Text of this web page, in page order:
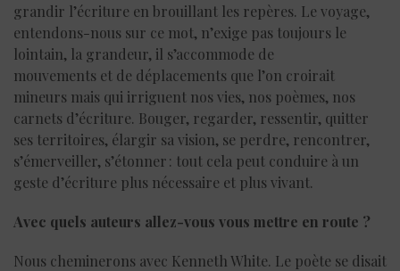
grandir l’écriture en brouillant les repères. Le voyage,
entendons-nous sur ce mot, n’exige pas toujours le
lointain, la grandeur, il s’accommode de
mouvements et de déplacements que l’on croirait
mineurs mais qui irriguent nos vies, nos poèmes, nos
carnets d’écriture. Bouger, regarder, ressentir, quitter
ses territoires, élargir sa vision, se perdre, rencontrer,
s’émerveiller, s’étonner : tout cela peut conduire à un
geste d’écriture plus nécessaire et plus vivant.
Avec quels auteurs allez-vous vous mettre en route ?
Nous cheminerons avec Kenneth White. Le poète se disait